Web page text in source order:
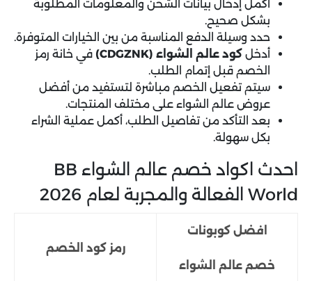
أكمل إدخال بيانات الشحن والمعلومات المطلوبة
بشكل صحيح.
حدد وسيلة الدفع المناسبة من بين الخيارات المتوفرة.
أدخل كود عالم الشواء (CDGZNK)
في خانة رمز
الخصم قبل إتمام الطلب.
سيتم تفعيل الخصم مباشرة لتستفيد من أفضل
عروض عالم الشواء على مختلف المنتجات.
بعد التأكد من تفاصيل الطلب، أكمل عملية الشراء
بكل سهولة.
احدث اكواد خصم عالم الشواء BB
World الفعالة والمجربة لعام 2026
افضل كوبونات
خصم عالم الشواء
رمز كود الخصم